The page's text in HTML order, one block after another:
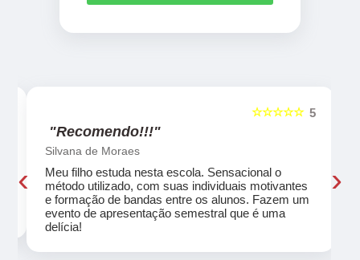
5
☆☆☆☆☆
"Recomendo!!!"
Silvana de Moraes
Meu filho estuda nesta escola. Sensacional o
método utilizado, com suas individuais motivantes
e formação de bandas entre os alunos. Fazem um
evento de apresentação semestral que é uma
delícia!
‹ ›